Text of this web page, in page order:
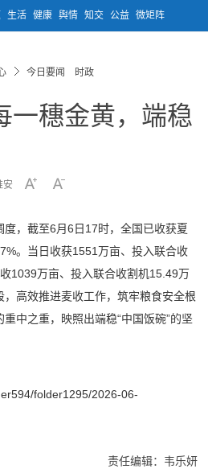
生活 健康 舆情 知交 公益 微矩阵
今日要闻 时政
一穗金黄，端稳
安
，截至6月6日17时，全国已收获夏
。当日收获1551万亩、投入联合收
1039万亩、投入联合收割机15.49万
高效推进麦收工作，筑牢粮食安全根
中之重，映照出端稳“中国饭碗”的坚
folder1295/2026-06-
责任编辑：韦乐妍